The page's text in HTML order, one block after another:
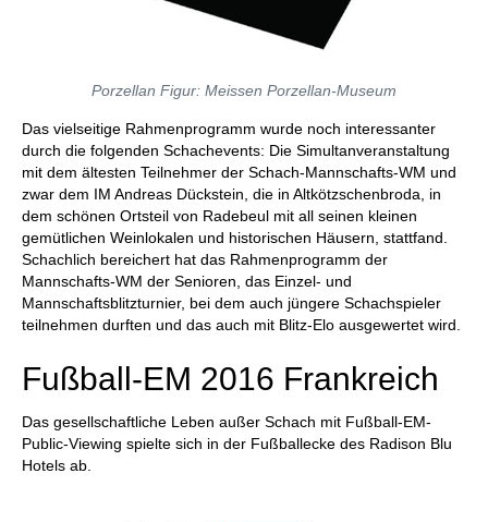
Porzellan Figur: Meissen Porzellan-Museum
Das vielseitige Rahmenprogramm wurde noch interessanter
durch die folgenden Schachevents: Die Simultanveranstaltung
mit dem ältesten Teilnehmer der Schach-Mannschafts-WM und
zwar dem IM Andreas Dückstein, die in Altkötzschenbroda, in
dem schönen Ortsteil von Radebeul mit all seinen kleinen
gemütlichen Weinlokalen und historischen Häusern, stattfand.
Schachlich bereichert hat das Rahmenprogramm der
Mannschafts-WM der Senioren, das Einzel- und
Mannschaftsblitzturnier, bei dem auch jüngere Schachspieler
teilnehmen durften und das auch mit Blitz-Elo ausgewertet wird.
Fußball-EM 2016 Frankreich
Das gesellschaftliche Leben außer Schach mit Fußball-EM-
Public-Viewing spielte sich in der Fußballecke des Radison Blu
Hotels ab.